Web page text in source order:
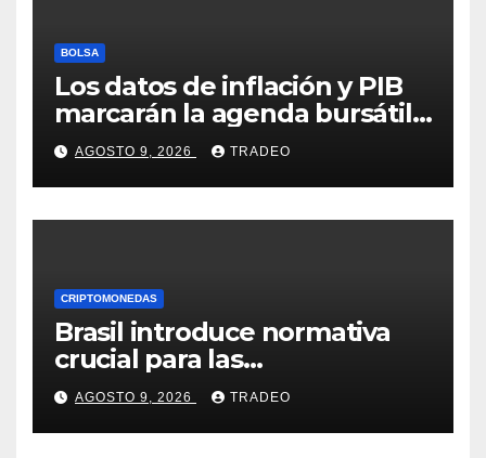
BOLSA
Los datos de inflación y PIB
marcarán la agenda bursátil
de la próxima semana
AGOSTO 9, 2026 TRADEO
CRIPTOMONEDAS
Brasil introduce normativa
crucial para las
criptomonedas: ¿Llegó el fin
de las transferencias
instantáneas?
AGOSTO 9, 2026 TRADEO